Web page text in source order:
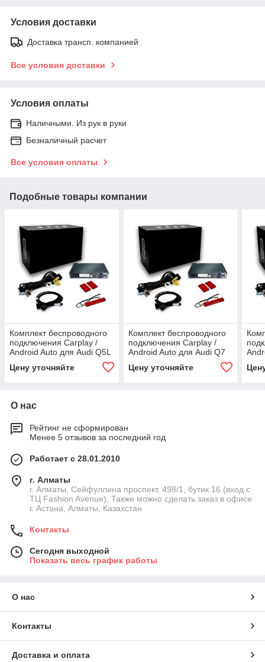
Условия доставки
Доставка трансп. компанией
Все условия доставки
Условия оплаты
Наличными. Из рук в руки
Безналичный расчет
Все условия оплаты
Подобные товары компании
Комплект беспроводного
подключения Carplay /
Android Auto для Audi Q5L
Цену уточняйте
Комплект беспроводного
подключения Carplay /
Android Auto для Audi Q7
Цену уточняйте
О нас
Рейтинг не сформирован
Менее 5 отзывов за последний год
Работает с 28.01.2010
г. Алматы
г. Алматы, Сейфуллина проспект, 498/1, бутик 16 (вход с
ТЦ Fashion Avenue), Также можно сделать заказ в офисе
г. Астана, Алматы, Казахстан
Контакты
Сегодня выходной
Показать весь график работы
О нас
Контакты
Доставка и оплата